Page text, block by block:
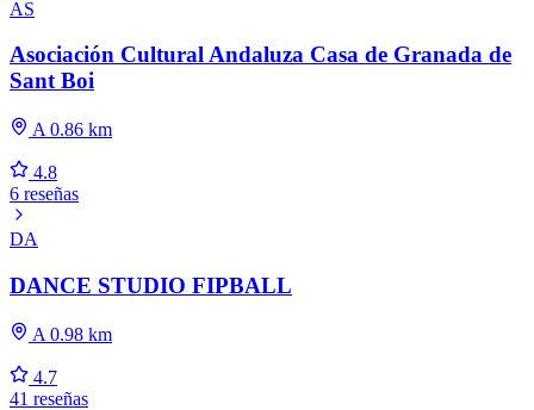
AS
Asociación Cultural Andaluza Casa de Granada de
Sant Boi
A 0.86 km
4.8
6 reseñas
DA
DANCE STUDIO FIPBALL
A 0.98 km
4.7
41 reseñas